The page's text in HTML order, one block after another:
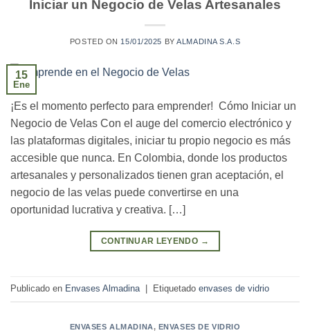
Iniciar un Negocio de Velas Artesanales
POSTED ON 15/01/2025 BYALMADINA S.A.S
15
Ene
¡Es el momento perfecto para emprender! Cómo Iniciar un
Negocio de Velas Con el auge del comercio electrónico y
las plataformas digitales, iniciar tu propio negocio es más
accesible que nunca. En Colombia, donde los productos
artesanales y personalizados tienen gran aceptación, el
negocio de las velas puede convertirse en una
oportunidad lucrativa y creativa. […]
CONTINUAR LEYENDO →
Publicado en Envases Almadina Etiquetado envases de vidrio
ENVASES ALMADINA, ENVASES DE VIDRIO